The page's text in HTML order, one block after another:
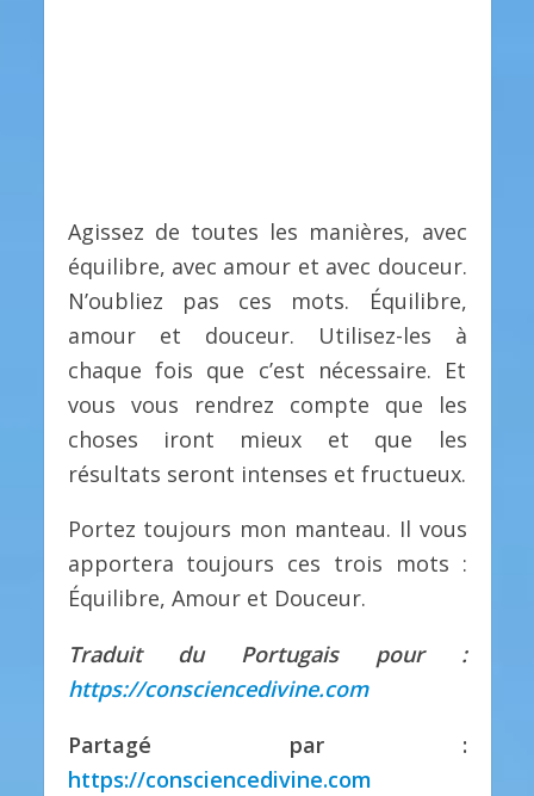
Agissez de toutes les manières, avec
équilibre, avec amour et avec douceur.
N’oubliez pas ces mots. Équilibre,
amour et douceur. Utilisez-les à
chaque fois que c’est nécessaire. Et
vous vous rendrez compte que les
choses iront mieux et que les
résultats seront intenses et fructueux.
Portez toujours mon manteau. Il vous
apportera toujours ces trois mots :
Équilibre, Amour et Douceur.
Traduit du Portugais pour :
https://consciencedivine.com
Partagé par :
https://consciencedivine.com